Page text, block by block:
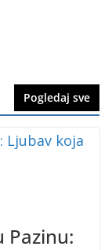
Pogledaj sve
Pazinu: